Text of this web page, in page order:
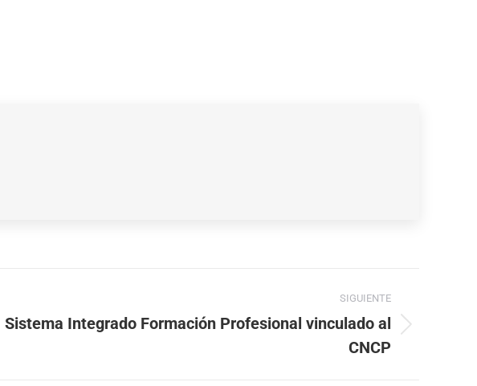
SIGUIENTE
Sistema Integrado Formación Profesional vinculado al
CNCP